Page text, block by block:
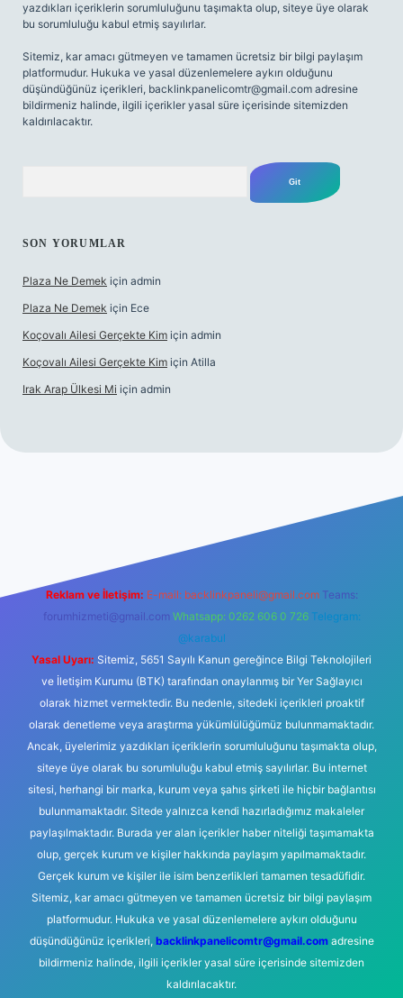
yazdıkları içeriklerin sorumluluğunu taşımakta olup, siteye üye olarak
bu sorumluluğu kabul etmiş sayılırlar.
Sitemiz, kar amacı gütmeyen ve tamamen ücretsiz bir bilgi paylaşım
platformudur. Hukuka ve yasal düzenlemelere aykırı olduğunu
düşündüğünüz içerikleri, backlinkpanelicomtr@gmail.com adresine
bildirmeniz halinde, ilgili içerikler yasal süre içerisinde sitemizden
kaldırılacaktır.
SON YORUMLAR
Plaza Ne Demek için admin
Plaza Ne Demek için Ece
Koçovalı Ailesi Gerçekte Kim için admin
Koçovalı Ailesi Gerçekte Kim için Atilla
Irak Arap Ülkesi Mi için admin
Reklam ve İletişim: E-mail: backlinkpaneli@gmail.com Teams:
forumhizmeti@gmail.com Whatsapp: 0262 606 0 726 Telegram:
@karabul
Yasal Uyarı: Sitemiz, 5651 Sayılı Kanun gereğince Bilgi Teknolojileri
ve İletişim Kurumu (BTK) tarafından onaylanmış bir Yer Sağlayıcı
olarak hizmet vermektedir. Bu nedenle, sitedeki içerikleri proaktif
olarak denetleme veya araştırma yükümlülüğümüz bulunmamaktadır.
Ancak, üyelerimiz yazdıkları içeriklerin sorumluluğunu taşımakta olup,
siteye üye olarak bu sorumluluğu kabul etmiş sayılırlar. Bu internet
sitesi, herhangi bir marka, kurum veya şahıs şirketi ile hiçbir bağlantısı
bulunmamaktadır. Sitede yalnızca kendi hazırladığımız makaleler
paylaşılmaktadır. Burada yer alan içerikler haber niteliği taşımamakta
olup, gerçek kurum ve kişiler hakkında paylaşım yapılmamaktadır.
Gerçek kurum ve kişiler ile isim benzerlikleri tamamen tesadüfidir.
Sitemiz, kar amacı gütmeyen ve tamamen ücretsiz bir bilgi paylaşım
platformudur. Hukuka ve yasal düzenlemelere aykırı olduğunu
düşündüğünüz içerikleri, backlinkpanelicomtr@gmail.comadresine
bildirmeniz halinde, ilgili içerikler yasal süre içerisinde sitemizden
kaldırılacaktır.